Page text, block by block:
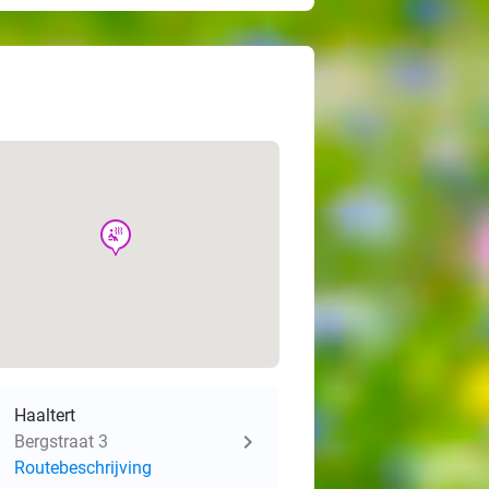
wellness
Haaltert
Bergstraat 3
Routebeschrijving